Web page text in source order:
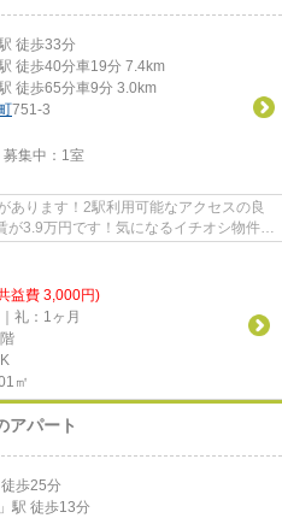
徒歩33分
徒歩40分車19分 7.4km
徒歩65分車9分 3.0km
751-3
集中： 1室
あります！2駅利用可能なアクセスの良
3.9万円です！気になるイチオシ物件情
益費 3,000円)
礼：1ヶ月
㎡
アパート
徒歩25分
」駅 徒歩13分